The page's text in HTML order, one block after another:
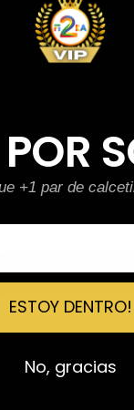
impolutas
Ver más reseñas
+1 par de
ESTOY DENTRO!
No, gracias